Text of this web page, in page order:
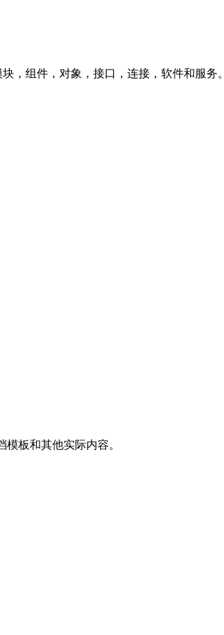
，组件，对象，接口，连接，软件和服务。
板和其他实际内容。